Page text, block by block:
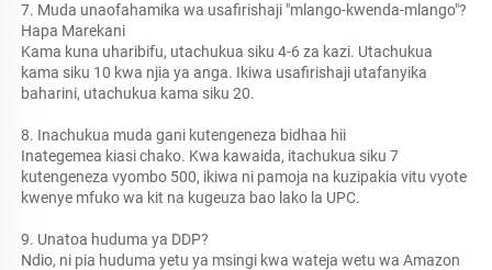
7. Muda unaofahamika wa usafirishaji "mlango-kwenda-mlango"?
Hapa Marekani
Kama kuna uharibifu, utachukua siku 4-6 za kazi. Utachukua
kama siku 10 kwa njia ya anga. Ikiwa usafirishaji utafanyika
baharini, utachukua kama siku 20.
8. Inachukua muda gani kutengeneza bidhaa hii
Inategemea kiasi chako. Kwa kawaida, itachukua siku 7
kutengeneza vyombo 500, ikiwa ni pamoja na kuzipakia vitu vyote
kwenye mfuko wa kit na kugeuza bao lako la UPC.
9. Unatoa huduma ya DDP?
Ndio, ni pia huduma yetu ya msingi kwa wateja wetu wa Amazon